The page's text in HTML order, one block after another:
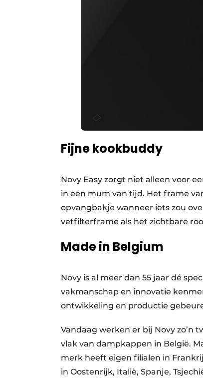
Fijne kookbuddy
Novy Easy zorgt niet alleen voor
in een mum van tijd. Het frame
opvangbakje wanneer iets zou
vetfilterframe als het zichtbare
Made in Belgium
Novy is al meer dan 55 jaar dé
vakmanschap en innovatie
ontwikkeling en productie
Vandaag werken er bij Novy
vlak van dampkappen in België.
merk heeft eigen filialen in
in Oostenrijk, Italië, Spanje,